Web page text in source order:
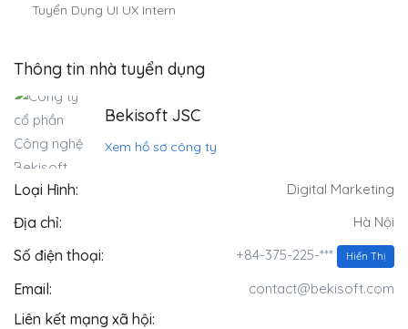
Tuyển Dụng UI UX Intern
Thông tin nhà tuyển dụng
Bekisoft JSC
Xem hồ sơ công ty
Loại Hình: Digital Marketing
Địa chỉ: Hà Nội
Số điện thoại: +84-375-225-*** Hiển Thị
Email: contact@bekisoft.com
Liên kết mạng xã hội: